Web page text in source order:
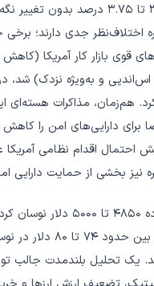
فدرال رزرو در نشست ژانویه نرخ بهره
اختلاف‌نظر جدی دارند؛
قوی بازار کار آمریکا
و به‌ویژه نزدک) شد، در
هم‌زمان، مذاکرات هسته‌ای
در کنار این تحولات، طلا در
سطح روانی ۵۰۰۰ دلار
یک تحلیل بلندمدت